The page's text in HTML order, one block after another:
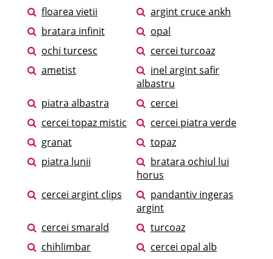
floarea vietii
argint cruce ankh
bratara infinit
opal
ochi turcesc
cercei turcoaz
ametist
inel argint safir
albastru
piatra albastra
cercei
cercei topaz mistic
cercei piatra verde
granat
topaz
piatra lunii
bratara ochiul lui
horus
cercei argint clips
pandantiv ingeras
argint
cercei smarald
turcoaz
chihlimbar
cercei opal alb